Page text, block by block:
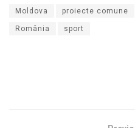
Moldova proiecte comune
România sport